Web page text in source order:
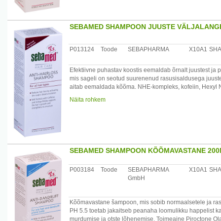
55 Propylene Glycol Oleate, Propylene Glycol,
Päritolumaa: Saksamaa
SEBAMED SHAMPOON JUUSTE
P013124 Toode SEBAPHARMA X10A1
Efektiivne puhastav koostis eemaldab õrnalt juustest
mis sageli on seotud suurenenud rasusisaldusega
aitab eemaldada kõõma. NHE-kompleks, kofeiin,
kasvu. pH 5.5 tasakaalustab juuste struktuuri, ennetab
Koostis: Aqua, Cocamidopropyl Betaine, Disodium
Piroctone Olamine, Menthol, Hexyl Nicotinate,
Parfum, Phenoxyethanol, Sodium Benzoate.
Päritolumaa: Saksamaa
Maaletooja: Medior Marketing OÜ, Pikk 14, 51013
Näita rohkem
SEBAMED SHAMPOON KÕÕMAVASTANE
P003184 Toode
SEBAPHARMA
GmbH
X10A1
Kõõmavastane šampoon, mis sobib normaalsetele ja
PH 5.5 toetab jakaitseb peanaha loomulikku happelist
murdumise ja otste lõhenemise. Toimeaine Piroctone